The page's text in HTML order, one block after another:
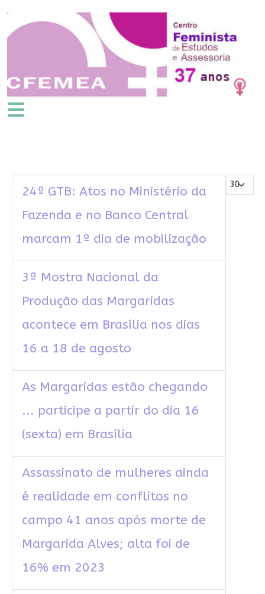
Mostrar #
24º GTB: Atos no Ministério da
Fazenda e no Banco Central
marcam 1º dia de mobilização
3ª Mostra Nacional da
Produção das Margaridas
acontece em Brasília nos dias
16 a 18 de agosto
As Margaridas estão chegando
... participe a partir do dia 16
(sexta) em Brasília
Assassinato de mulheres ainda
é realidade em conflitos no
campo 41 anos após morte de
Margarida Alves; alta foi de
16% em 2023